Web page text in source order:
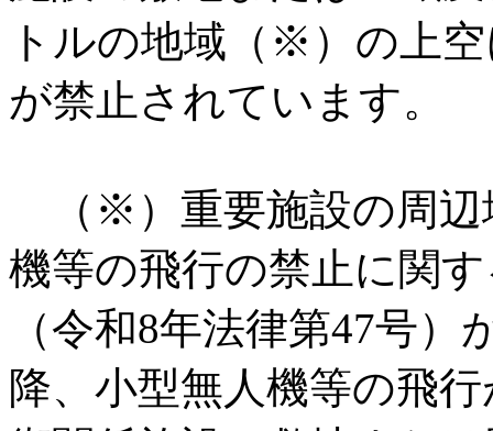
トルの地域（※）の上
が禁止されています。
（※）重要施設の周
機等の飛行の禁止に関
（令和8年法律第47号
降、小型無人機等の飛